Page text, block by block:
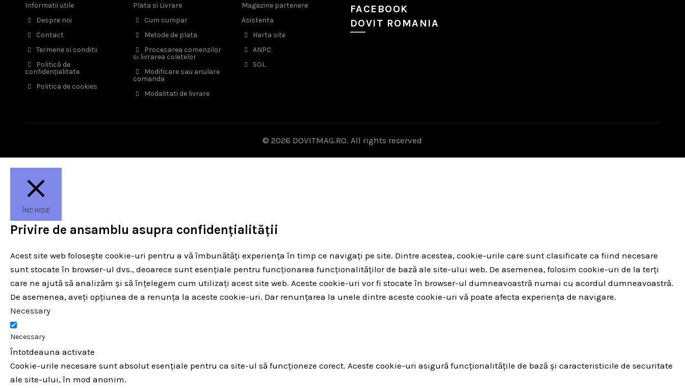
Informatii utile
Despre noi
Contact
Termene si conditii
Politică de
confidențialitate
Politica de cookies
Plata si Livrare
Cum cumpar
Metode de plata
Procesarea comenzilor
si livrarea coletelor
Modificare sau anulare
comanda
Modalitati de livrare
Magazine partenere
Asistenta
Harta site
ANPC
SOL
FACEBOOK
DOVIT ROMANIA
© 2026 DOVITMAG.RO. All rights reserved
ÎNCHIDE
Privire de ansamblu asupra confidențialității
Acest site web folosește cookie-uri pentru a vă îmbunătăți experiența în timp ce navigați pe site. Dintre acestea, cookie-urile care sunt clasificate ca fiind necesare
sunt stocate în browser-ul dvs., deoarece sunt esențiale pentru funcționarea funcționalităților de bază ale site-ului web. De asemenea, folosim cookie-uri de la terți
care ne ajută să analizăm și să înțelegem cum utilizați acest site web. Aceste cookie-uri vor fi stocate în browser-ul dumneavoastră numai cu acordul dumneavoastră.
De asemenea, aveți opțiunea de a renunța la aceste cookie-uri. Dar renunțarea la unele dintre aceste cookie-uri vă poate afecta experiența de navigare.
Necessary
Necessary
Întotdeauna activate
Cookie-urile necesare sunt absolut esențiale pentru ca site-ul să funcționeze corect. Aceste cookie-uri asigură funcționalitățile de bază și caracteristicile de securitate
ale site-ului, în mod anonim.